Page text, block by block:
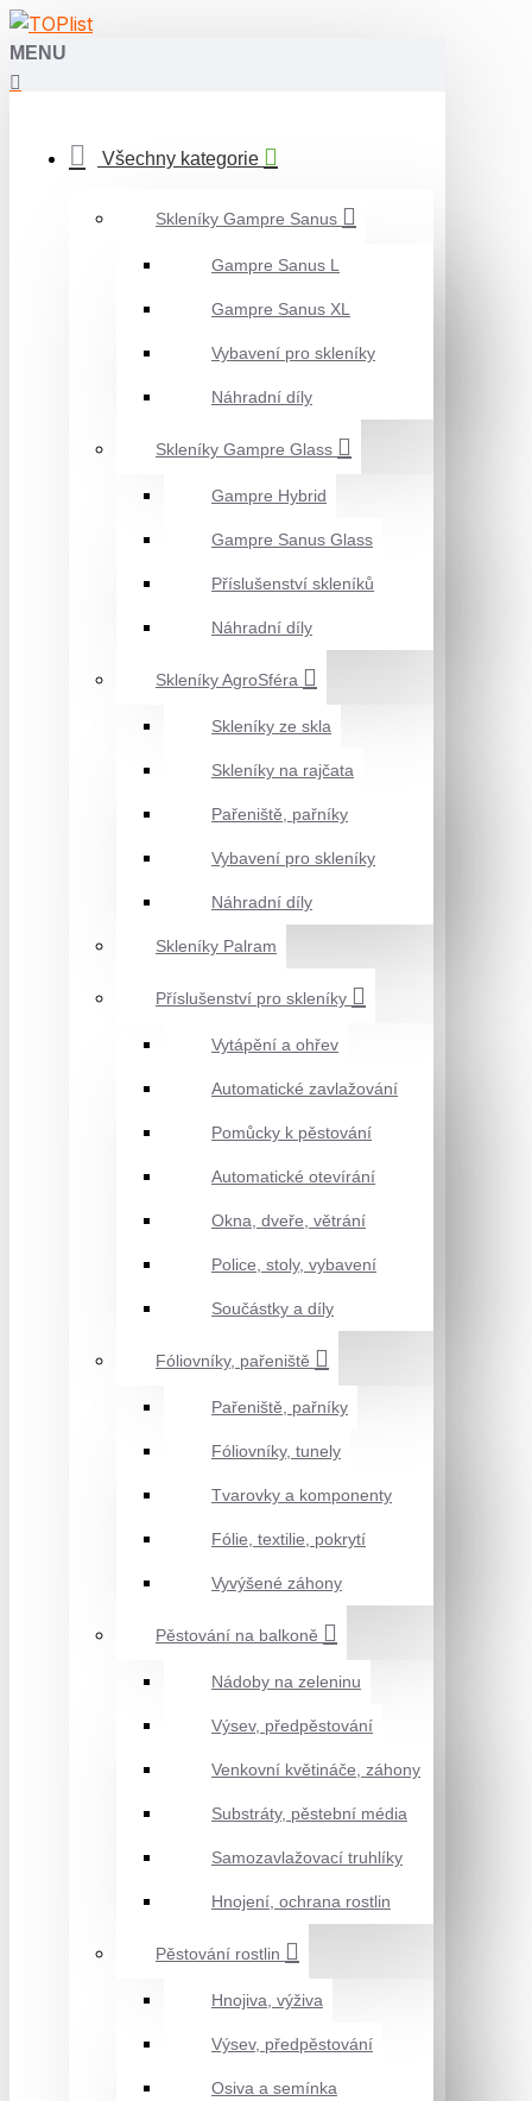
MENU
Všechny kategorie
Skleníky Gampre Sanus
Gampre Sanus L
Gampre Sanus XL
Vybavení pro skleníky
Náhradní díly
Skleníky Gampre Glass
Gampre Hybrid
Gampre Sanus Glass
Příslušenství skleníků
Náhradní díly
Skleníky AgroSféra
Skleníky ze skla
Skleníky na rajčata
Pařeniště, pařníky
Vybavení pro skleníky
Náhradní díly
Skleníky Palram
Příslušenství pro skleníky
Vytápění a ohřev
Automatické zavlažování
Pomůcky k pěstování
Automatické otevírání
Okna, dveře, větrání
Police, stoly, vybavení
Součástky a díly
Fóliovníky, pařeniště
Pařeniště, pařníky
Fóliovníky, tunely
Tvarovky a komponenty
Fólie, textilie, pokrytí
Vyvýšené záhony
Pěstování na balkoně
Nádoby na zeleninu
Výsev, předpěstování
Venkovní květináče, záhony
Substráty, pěstební média
Samozavlažovací truhlíky
Hnojení, ochrana rostlin
Pěstování rostlin
Hnojiva, výživa
Výsev, předpěstování
Osiva a semínka